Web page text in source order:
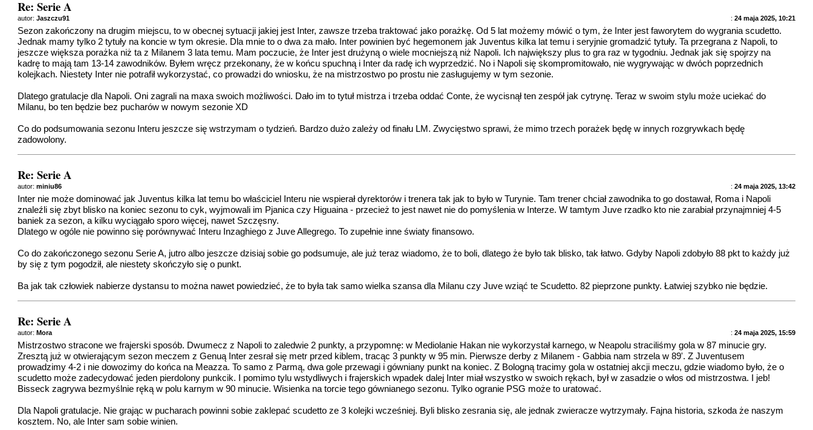
Re: Serie A
: 24 maja 2025, 10:21
autor:Jaszczu91
Sezon zakończony na drugim miejscu, to w obecnej sytuacji jakiej jest Inter, zawsze trzeba traktować jako porażkę. Od 5 lat możemy mówić o tym, że Inter jest faworytem do wygrania scudetto.
Jednak mamy tylko 2 tytuły na koncie w tym okresie. Dla mnie to o dwa za mało. Inter powinien być hegemonem jak Juventus kilka lat temu i seryjnie gromadzić tytuły. Ta przegrana z Napoli, to
jeszcze większa porażka niż ta z Milanem 3 lata temu. Mam poczucie, że Inter jest drużyną o wiele mocniejszą niż Napoli. Ich największy plus to gra raz w tygodniu. Jednak jak się spojrzy na
kadrę to mają tam 13-14 zawodników. Byłem wręcz przekonany, że w końcu spuchną i Inter da radę ich wyprzedzić. No i Napoli się skompromitowało, nie wygrywając w dwóch poprzednich
kolejkach. Niestety Inter nie potrafił wykorzystać, co prowadzi do wniosku, że na mistrzostwo po prostu nie zasługujemy w tym sezonie.
Dlatego gratulacje dla Napoli. Oni zagrali na maxa swoich możliwości. Dało im to tytuł mistrza i trzeba oddać Conte, że wycisnął ten zespół jak cytrynę. Teraz w swoim stylu może uciekać do
Milanu, bo ten będzie bez pucharów w nowym sezonie XD
Co do podsumowania sezonu Interu jeszcze się wstrzymam o tydzień. Bardzo dużo zależy od finału LM. Zwycięstwo sprawi, że mimo trzech porażek będę w innych rozgrywkach będę
zadowolony.
Re: Serie A
: 24 maja 2025, 13:42
autor:miniu86
Inter nie może dominować jak Juventus kilka lat temu bo właściciel Interu nie wspierał dyrektorów i trenera tak jak to było w Turynie. Tam trener chciał zawodnika to go dostawał, Roma i Napoli
znaleźli się zbyt blisko na koniec sezonu to cyk, wyjmowali im Pjanica czy Higuaina - przecież to jest nawet nie do pomyślenia w Interze. W tamtym Juve rzadko kto nie zarabiał przynajmniej 4-5
baniek za sezon, a kilku wyciągało sporo więcej, nawet Szczęsny.
Dlatego w ogóle nie powinno się porównywać Interu Inzaghiego z Juve Allegrego. To zupełnie inne światy finansowo.
Co do zakończonego sezonu Serie A, jutro albo jeszcze dzisiaj sobie go podsumuje, ale już teraz wiadomo, że to boli, dlatego że było tak blisko, tak łatwo. Gdyby Napoli zdobyło 88 pkt to każdy już
by się z tym pogodził, ale niestety skończyło się o punkt.
Ba jak tak człowiek nabierze dystansu to można nawet powiedzieć, że to była tak samo wielka szansa dla Milanu czy Juve wziąć te Scudetto. 82 pieprzone punkty. Łatwiej szybko nie będzie.
Re: Serie A
: 24 maja 2025, 15:59
autor:Mora
Mistrzostwo stracone we frajerski sposób. Dwumecz z Napoli to zaledwie 2 punkty, a przypomnę: w Mediolanie Hakan nie wykorzystał karnego, w Neapolu straciliśmy gola w 87 minucie gry.
Zresztą już w otwierającym sezon meczem z Genuą Inter zesrał się metr przed kiblem, tracąc 3 punkty w 95 min. Pierwsze derby z Milanem - Gabbia nam strzela w 89'. Z Juventusem
prowadzimy 4-2 i nie dowozimy do końca na Meazza. To samo z Parmą, dwa gole przewagi i gówniany punkt na koniec. Z Bologną tracimy gola w ostatniej akcji meczu, gdzie wiadomo było, że o
scudetto może zadecydować jeden pierdolony punkcik. I pomimo tylu wstydliwych i frajerskich wpadek dalej Inter miał wszystko w swoich rękach, był w zasadzie o włos od mistrzostwa. I jeb!
Bisseck zagrywa bezmyślnie ręką w polu karnym w 90 minucie. Wisienka na torcie tego gównianego sezonu. Tylko ogranie PSG może to uratować.
Dla Napoli gratulacje. Nie grając w pucharach powinni sobie zaklepać scudetto ze 3 kolejki wcześniej. Byli blisko zesrania się, ale jednak zwieracze wytrzymały. Fajna historia, szkoda że naszym
kosztem. No, ale Inter sam sobie winien.